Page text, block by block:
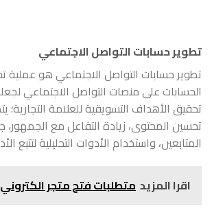
تطوير حسابات التواصل الاجتماعي
تطوير حسابات التواصل الاجتماعي هو عملية
الحسابات على منصات التواصل الاجتماعي
تحقيق الأهداف التسويقية للعلامة التجارية؛
تحسين المحتوى، زيادة التفاعل مع
المتابعين، واستخدام الأدوات التحليلية لتتبع
اقرا المزيد متطلبات فتح متجر